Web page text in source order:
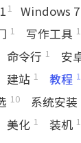
1 Windows 7
1 写作工具 1
命令行 1 安
建站 1 教程
10 系统安装
美化 1 装机 1